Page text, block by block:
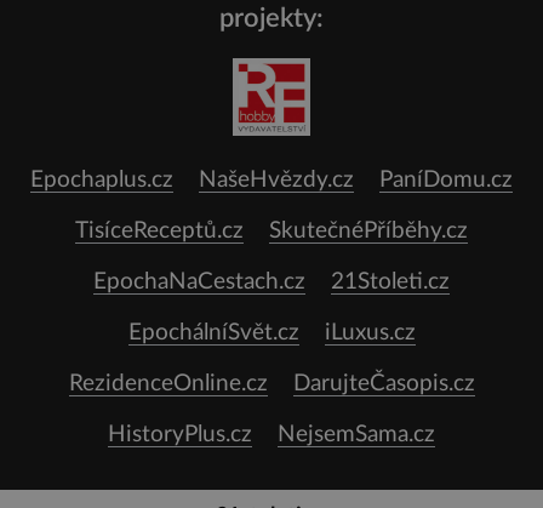
projekty:
Epochaplus.cz NašeHvězdy.cz PaníDomu.cz
TisíceReceptů.cz SkutečnéPříběhy.cz
EpochaNaCestach.cz 21Stoleti.cz
EpochálníSvět.cz iLuxus.cz
RezidenceOnline.cz DarujteČasopis.cz
HistoryPlus.cz NejsemSama.cz